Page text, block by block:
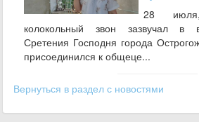
28
колокольный звон зазвучал в
Сретения Господня города
присоединился к общеце...
Вернуться в раздел с новостями